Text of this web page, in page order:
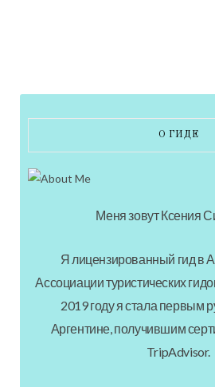
О ГИДЕ
Меня зовут Ксения
Я лицензированный гид в
Ассоциации туристических
2019 году я стала первым
Аргентине, получившим
TripAdvisor.